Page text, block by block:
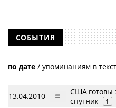
СОБЫТИЯ
по дате / упоминаниям в
13.04.2010
США готовы
спутник
1